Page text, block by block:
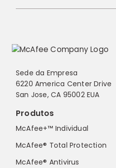
Sede da Empresa
6220 America Center Drive
San Jose, CA 95002 EUA
Produtos
McAfee+™ Individual
McAfee® Total Protection
McAfee® Antivirus